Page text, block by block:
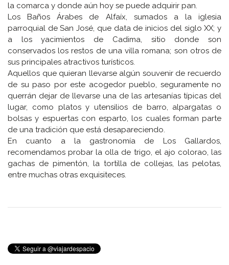
la comarca y donde aún hoy se puede adquirir pan.
Los Baños Árabes de Alfaíx, sumados a la iglesia
parroquial de San José, que data de inicios del siglo XX; y
a los yacimientos de Cadima, sitio donde son
conservados los restos de una villa romana; son otros de
sus principales atractivos turísticos.
Aquellos que quieran llevarse algún souvenir de recuerdo
de su paso por este acogedor pueblo, seguramente no
querrán dejar de llevarse una de las artesanías típicas del
lugar, como platos y utensilios de barro, alpargatas o
bolsas y espuertas con esparto, los cuales forman parte
de una tradición que está desapareciendo.
En cuanto a la gastronomía de Los Gallardos,
recomendamos probar la olla de trigo, el ajo colorao, las
gachas de pimentón, la tortilla de collejas, las pelotas,
entre muchas otras exquisiteces.